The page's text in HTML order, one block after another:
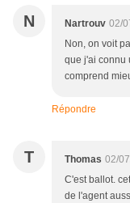
N Nartrouv 02/
Non, on voit
que j'ai connu
comprend
Répondre
T Thomas 02/
C'est ballot.
de l'agent